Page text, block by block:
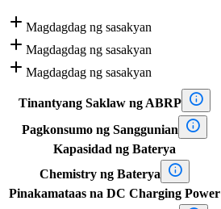
 Magdagdag ng sasakyan
 Magdagdag ng sasakyan
 Magdagdag ng sasakyan
Tinantyang Saklaw ng ABRP 
Pagkonsumo ng Sanggunian 
Kapasidad ng Baterya
Chemistry ng Baterya

Pinakamataas na DC Charging Power